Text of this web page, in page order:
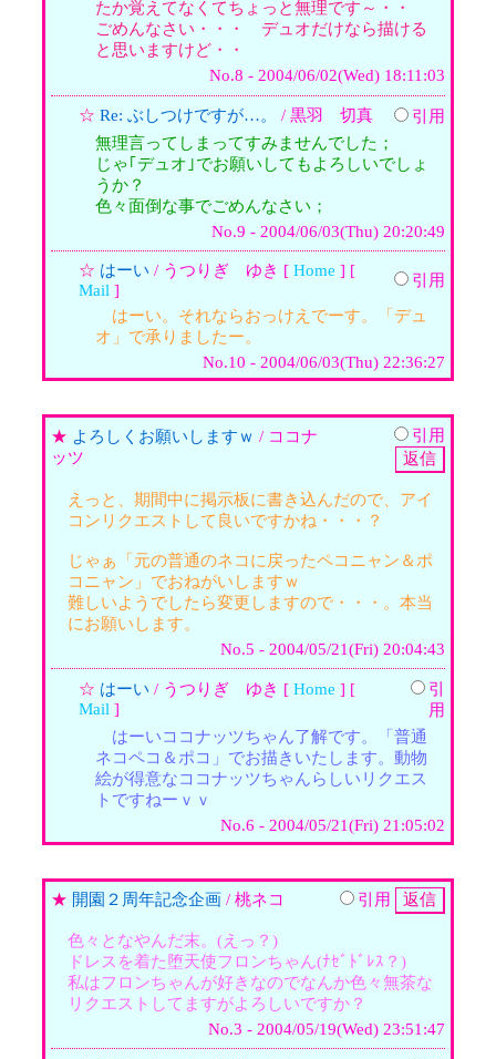
たか覚えてなくてちょっと無理です～・・
ごめんなさい・・・ デュオだけなら描ける
と思いますけど・・
No.8 - 2004/06/02(Wed) 18:11:03
☆ Re: ぶしつけですが…。 / 黒羽 切真
引用
無理言ってしまってすみませんでした；
じゃ｢デュオ｣でお願いしてもよろしいでしょ
うか？
色々面倒な事でごめんなさい；
No.9 - 2004/06/03(Thu) 20:20:49
☆ はーい / うつりぎ ゆき [ Home ] [
Mail ]
引用
はーい。それならおっけえでーす。「デュ
オ」で承りましたー。
No.10 - 2004/06/03(Thu) 22:36:27
★ よろしくお願いしますｗ / ココナ
ッツ
引用
えっと、期間中に掲示板に書き込んだので、アイ
コンリクエストして良いですかね・・・？
じゃぁ「元の普通のネコに戻ったペコニャン＆ポ
コニャン」でおねがいしますｗ
難しいようでしたら変更しますので・・・。本当
にお願いします。
No.5 - 2004/05/21(Fri) 20:04:43
☆ はーい / うつりぎ ゆき [ Home ] [
Mail ]
引
用
はーいココナッツちゃん了解です。「普通
ネコペコ＆ポコ」でお描きいたします。動物
絵が得意なココナッツちゃんらしいリクエス
トですねーｖｖ
No.6 - 2004/05/21(Fri) 21:05:02
★ 開園２周年記念企画 / 桃ネコ 引用
色々となやんだ末。(えっ？)
ドレスを着た堕天使フロンちゃん(ﾅｾﾞﾄﾞﾚｽ？)
私はフロンちゃんが好きなのでなんか色々無茶な
リクエストしてますがよろしいですか？
No.3 - 2004/05/19(Wed) 23:51:47